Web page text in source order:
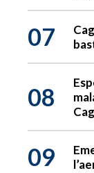
07
08
09